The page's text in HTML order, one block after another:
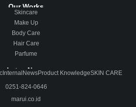
Our Works
Skincare
Make Up
Body Care
Hair Care
Parfume
Lates News
Internal NewsProduct KnowledgeSKIN CARE
0251-824-0646
marui.co.id